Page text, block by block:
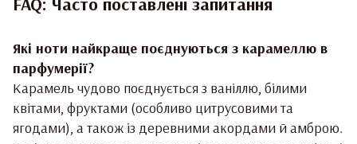
Які ноти найкраще поєднуються з карамеллю в
парфумерії?
Карамель чудово поєднується з ваніллю, білими
квітами, фруктами (особливо цитрусовими та
ягодами), а також із деревними акордами й амброю.